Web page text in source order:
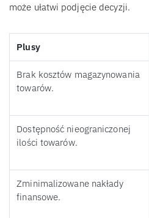
może ułatwi podjęcie decyzji.
Plusy
Brak kosztów magazynowania
towarów.
Dostępność nieograniczonej
ilości towarów.
Zminimalizowane nakłady
finansowe.